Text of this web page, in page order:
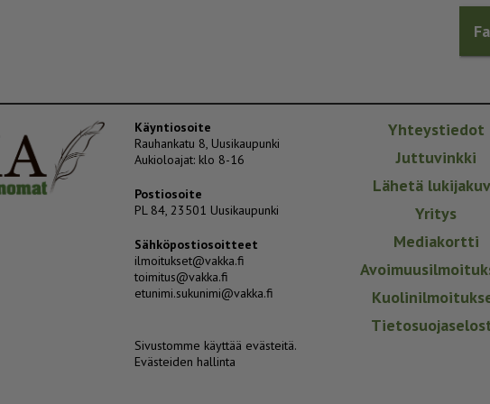
Käyntiosoite
Rauhankatu 8, Uusikaupunki
Aukioloajat: klo 8-16
Postiosoite
PL 84, 23501 Uusikaupunki
Sähköpostiosoitteet
ilmoitukset@vakka.fi
toimitus@vakka.fi
etunimi.sukunimi@vakka.fi
Sivustomme käyttää evästeitä.
Evästeiden hallinta
Yhteystiedot
Juttuvinkki
Lähetä
Yritys
Mediakortti